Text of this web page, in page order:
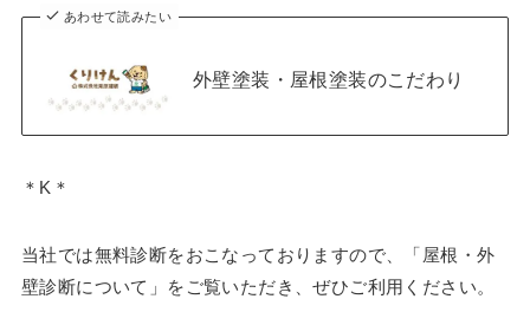
あわせて読みたい
外壁塗装・屋根塗装のこだわり
＊K＊
当社では無料診断をおこなっておりますので、「屋根・外
壁診断について」をご覧いただき、ぜひご利用ください。